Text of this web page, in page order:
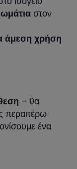
στον
άμεση χρήση
– θα
περαιτέρω
ένα